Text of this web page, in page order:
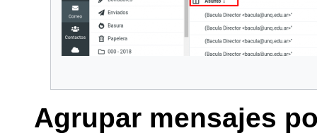
Agrupar mensajes